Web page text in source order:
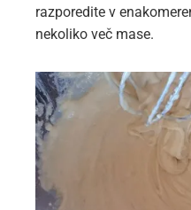
razporedite v
nekoliko več mase.